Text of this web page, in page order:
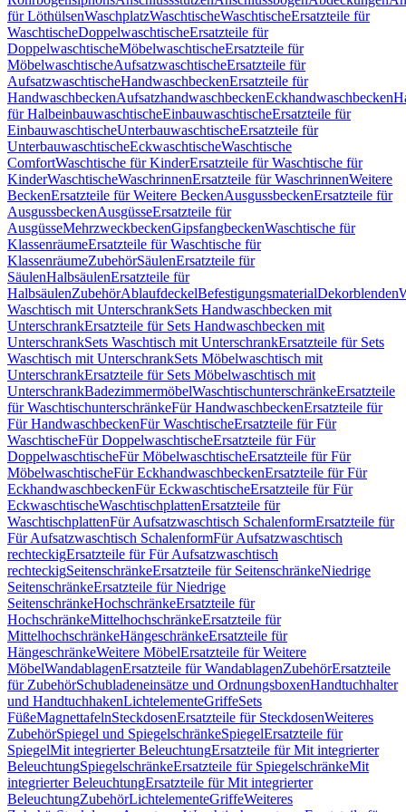
für LöthülsenWaschplatzWaschtischeWaschtischeErsatzteile für
WaschtischeDoppelwaschtischeErsatzteile für
DoppelwaschtischeMöbelwaschtischeErsatzteile für
MöbelwaschtischeAufsatzwaschtischeErsatzteile für
AufsatzwaschtischeHandwaschbeckenErsatzteile für
HandwaschbeckenAufsatzhandwaschbeckenEckhandwaschbecken
für HalbeinbauwaschtischeEinbauwaschtischeErsatzteile für
EinbauwaschtischeUnterbauwaschtischeErsatzteile für
UnterbauwaschtischeEckwaschtischeWaschtische
ComfortWaschtische für KinderErsatzteile für Waschtische für
KinderWaschtischeWaschrinnenErsatzteile für WaschrinnenWeitere
BeckenErsatzteile für Weitere BeckenAusgussbeckenErsatzteile für
AusgussbeckenAusgüsseErsatzteile für
AusgüsseMehrzweckbeckenGipsfangbeckenWaschtische für
KlassenräumeErsatzteile für Waschtische für
KlassenräumeZubehörSäulenErsatzteile für
SäulenHalbsäulenErsatzteile für
HalbsäulenZubehörAblaufdeckelBefestigungsmaterialDekorblenden
Waschtisch mit UnterschrankSets Handwaschbecken mit
UnterschrankErsatzteile für Sets Handwaschbecken mit
UnterschrankSets Waschtisch mit UnterschrankErsatzteile für Sets
Waschtisch mit UnterschrankSets Möbelwaschtisch mit
UnterschrankErsatzteile für Sets Möbelwaschtisch mit
UnterschrankBadezimmermöbelWaschtischunterschränkeErsatzteile
für WaschtischunterschränkeFür HandwaschbeckenErsatzteile für
Für HandwaschbeckenFür WaschtischeErsatzteile für Für
WaschtischeFür DoppelwaschtischeErsatzteile für Für
DoppelwaschtischeFür MöbelwaschtischeErsatzteile für Für
MöbelwaschtischeFür EckhandwaschbeckenErsatzteile für Für
EckhandwaschbeckenFür EckwaschtischeErsatzteile für Für
EckwaschtischeWaschtischplattenErsatzteile für
WaschtischplattenFür Aufsatzwaschtisch SchalenformErsatzteile für
Für Aufsatzwaschtisch SchalenformFür Aufsatzwaschtisch
rechteckigErsatzteile für Für Aufsatzwaschtisch
rechteckigSeitenschränkeErsatzteile für SeitenschränkeNiedrige
SeitenschränkeErsatzteile für Niedrige
SeitenschränkeHochschränkeErsatzteile für
HochschränkeMittelhochschränkeErsatzteile für
MittelhochschränkeHängeschränkeErsatzteile für
HängeschränkeWeitere MöbelErsatzteile für Weitere
MöbelWandablagenErsatzteile für WandablagenZubehörErsatzteile
für ZubehörSchubladeneinsätze und OrdnungsboxenHandtuchhalter
und HandtuchhakenLichtelementeGriffeSets
FüßeMagnettafelnSteckdosenErsatzteile für SteckdosenWeiteres
ZubehörSpiegel und SpiegelschränkeSpiegelErsatzteile für
SpiegelMit integrierter BeleuchtungErsatzteile für Mit integrierter
BeleuchtungSpiegelschränkeErsatzteile für SpiegelschränkeMit
integrierter BeleuchtungErsatzteile für Mit integrierter
BeleuchtungZubehörLichtelementeGriffeWeiteres